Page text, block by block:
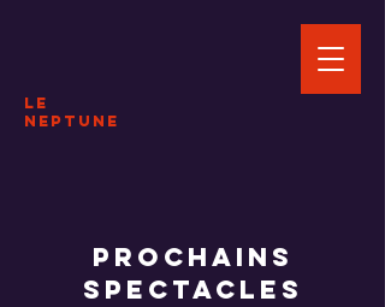
le
NEPTUNE
Prochains
spectacles